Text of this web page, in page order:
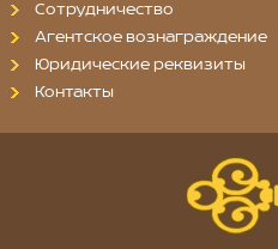
Сотрудничество
Агентское вознаграждение
Юридические реквизиты
Контакты